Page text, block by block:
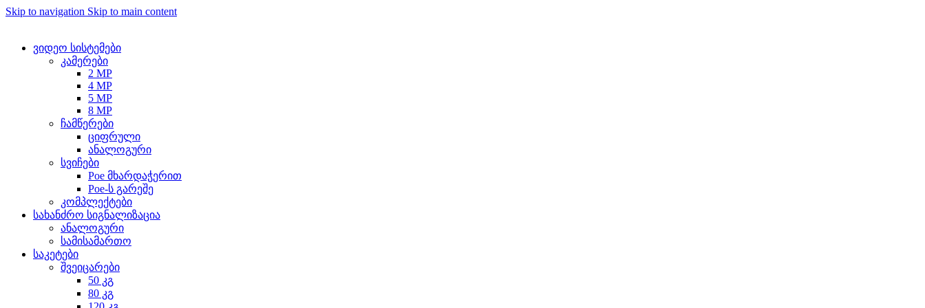
Skip to navigation Skip to main content
ვიდეო სისტემები
კამერები
2 MP
4 MP
5 MP
8 MP
ჩამწერები
ციფრული
ანალოგური
სვიჩები
Poe მხარდაჭერით
Poe-ს გარეშე
კომპლექტები
სახანძრო სიგნალიზაცია
ანალოგური
სამისამართო
საკეტები
შვეიცარები
50 კგ
80 კგ